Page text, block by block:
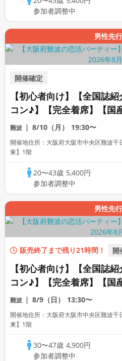
参加者調整中
男性先
開催確定
【初心者向け】【全国誌
コン♪】【完全着席】【国
料理】【料理長自慢の日替
数！】【お一人様参加多数
り上がる♪】【LINE交換自
難波 8/10（月） 19:30〜
開催地住所：大阪府大阪市中央区難波
東】1階
20〜43歳 5,400円
参加者調整中
男性先
販売終了まで残り21時間！ 開
【初心者向け】【全国誌
コン♪】【完全着席】【国
寿司☆】【料理長自慢の日
多数♪】【お一人様参加多
楽しむ♪】【LINE交換自由
り！！】
難波 8/9（日） 13:30〜
開催地住所：大阪府大阪市中央区難波
東】1階
30〜47歳 4,900円
参加者調整中